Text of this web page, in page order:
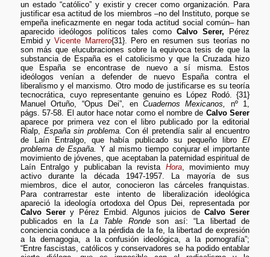
un estado “católico” y existir y crecer como organización. Para
justificar esa actitud de los miembros –no del Instituto, porque se
empeña ineficazmente en negar toda actitud social común– han
aparecido ideólogos políticos tales comoCalvo Serer, Pérez
Embid yVicente Marrero{31}. Pero en resumen sus teorías no
son más que elucubraciones sobre la equivoca tesis de que la
substancia de España es el catolicismo y que la Cruzada hizo
que España se encontrase de nuevo a sí misma. Estos
ideólogos venían a defender de nuevo España contra el
liberalismo y el marxismo. Otro modo de justificarse es su teoría
tecnocrática, cuyo representante genuino es López Rodó. {31}
Manuel Ortuño, “Opus Dei”, en Cuadernos Mexicanos,
nº 1,
págs. 57-58. El autor hace notar como el nombre de Calvo Serer
aparece por primera vez con el libro publicado por la editorial
Rialp, España sin problema.
Con él pretendía salir al encuentro
de Laín Entralgo, que había publicado su pequeño libroEl
problema de España.
Y al mismo tiempo conjurar el importante
movimiento de jóvenes, que aceptaban la paternidad espiritual de
Laín Entralgo y publicaban la revista Hora, movimiento muy
activo durante la década 1947-1957. La mayoría de sus
miembros, dice el autor, conocieron las cárceles franquistas.
Para contrarrestar este intento de liberalización ideológica
apareció la ideología ortodoxa del Opus Dei, representada por
Calvo Serer y Pérez Embid. Algunos juicios de Calvo Serer
publicados en la La Table Rondeson así: “La libertad de
conciencia conduce a la pérdida de la fe, la libertad de expresión
a la demagogia, a la confusión ideológica, a la pornografía”;
“Entre fascistas, católicos y conservadores se ha podido entablar